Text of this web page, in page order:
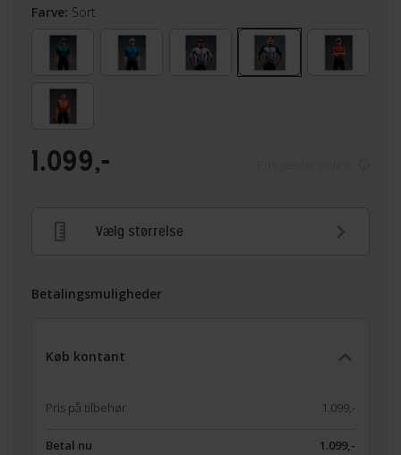
Farve: Sort
1.099,-
Vælg størrelse
Betalingsmuligheder
Køb kontant
Pris på tilbehør 1.099,-
Betal nu 1.099,-